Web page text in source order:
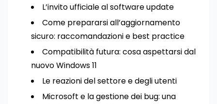
L’invito ufficiale al software update
Come prepararsi all’aggiornamento
sicuro: raccomandazioni e best practice
Compatibilità futura: cosa aspettarsi dal
nuovo Windows 11
Le reazioni del settore e degli utenti
Microsoft e la gestione dei bug: una